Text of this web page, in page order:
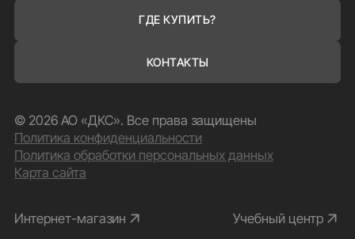
ГДЕ КУПИТЬ?
КОНТАКТЫ
© 2026 АО «ДКС». Все права защищены
Политика конфиденциальности
Политика обработки персональных данных
Карта сайта
Интернет-магазин Учебный центр